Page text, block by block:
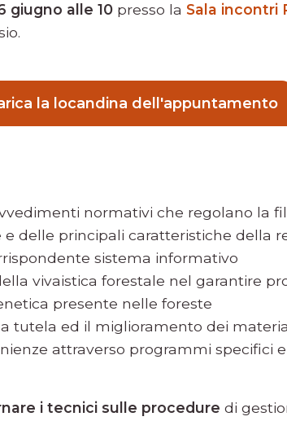
giugno alle 10 presso la Sala incontri
la locandina dell'appuntamento
normativi che regolano la
delle principali caratteristiche della
sistema informativo
vivaistica forestale nel garantire
presente nelle foreste
tutela ed il miglioramento dei
attraverso programmi specifici
i tecnici sulle procedure di